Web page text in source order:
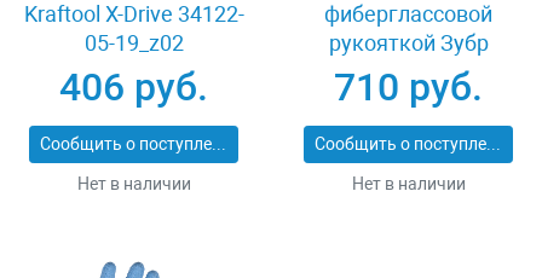
Kraftool X-Drive 34122-
05-19_z02
406 руб.
Сообщить о поступлении
Нет в наличии
фиберглассовой
рукояткой Зубр
ПРОФИ 20531-
450_z02
710 руб.
Сообщить о поступлении
Нет в наличии